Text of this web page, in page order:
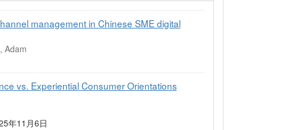
management in Chinese SME digital
Adam
vs. Experiential Consumer Orientations
年11月6日